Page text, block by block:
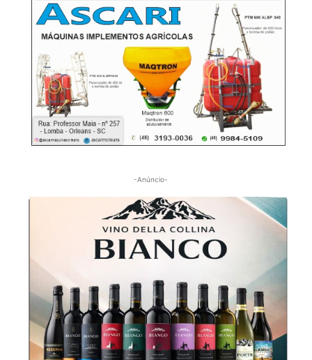
-Anúncio-